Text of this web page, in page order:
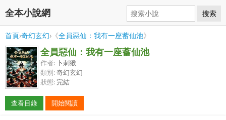
全本小說網 搜索
首頁›奇幻玄幻›《全員惡仙：我有一座蓄仙池》
全員惡仙：我有一座蓄仙池
作者: 卜刺猴
類別:奇幻玄幻
狀態: 完結
查看目錄 開始閱讀